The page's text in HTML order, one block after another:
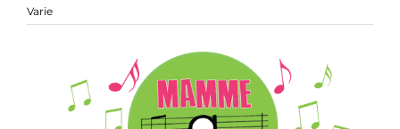
Varie
immagine